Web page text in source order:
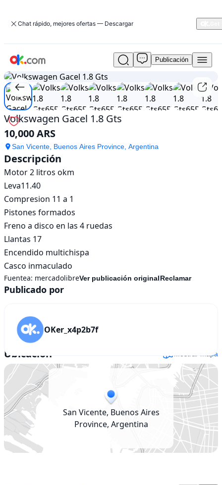
Chat rápido, mejores ofertas — Descargar
Usado
Volkswagen
Gacel
1.8
Gts
En
venta
10,000
ARS
Publicación
1/10
Volkswagen Gacel 1.8 Gts
10,000 ARS
San Vicente, Buenos Aires Province, Argentina
Descripción
Motor 2 litros okm
Leva11.40
Compresion 11 a 1
Pistones formados
Freno a disco en las 4 ruedas
Llantas 17
Encendido multichispa
Casco inmaculado
Fuentea: mercadolibreVer publicación originalReclamar
Publicado por
OKer_x4p2b7f
Ubicación Mostrar mapa
San Vicente, Buenos Aires
Province, Argentina